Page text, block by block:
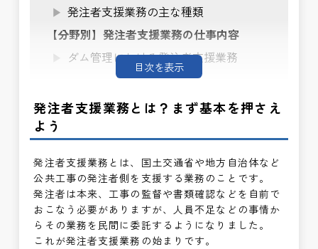
発注者支援業務の主な種類
【分野別】発注者支援業務の仕事内容
ダム管理における発注者支援業務
目次を表示
発注者支援業務とは？まず基本を押さえ
よう
発注者支援業務とは、国土交通省や地方自治体など
公共工事の発注者側を支援する業務のことです。
発注者は本来、工事の監督や書類確認などを自前で
おこなう必要がありますが、人員不足などの事情か
らその業務を民間に委託するようになりました。
これが発注者支援業務の始まりです。